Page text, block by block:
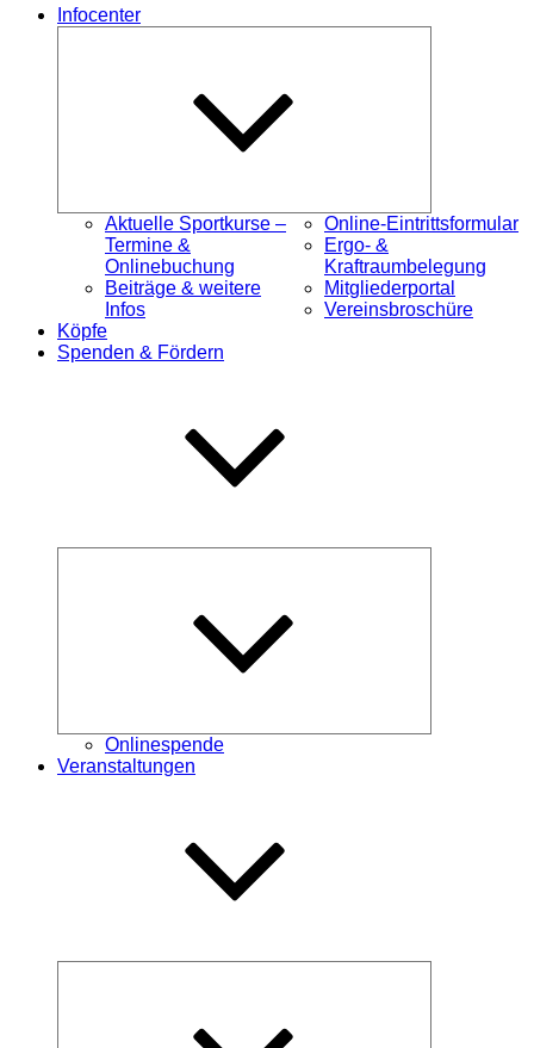
Infocenter
Aktuelle Sportkurse –
Termine &
Onlinebuchung
Beiträge & weitere
Infos
Online-Eintrittsformular
Ergo- &
Kraftraumbelegung
Mitgliederportal
Vereinsbroschüre
Köpfe
Spenden & Fördern
Onlinespende
Veranstaltungen